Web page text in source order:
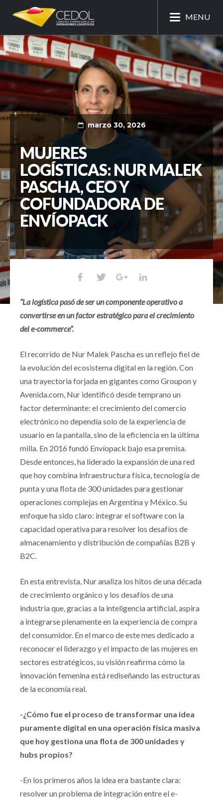
MENU
marzo 30, 2026
MUJERES
LOGÍSTICAS: NUR MALEK
PASCHA, CEO Y
COFUNDADORA DE
ENVÍOPACK
“La logística pasó de ser un componente operativo a
convertirse en un factor estratégico para el crecimiento
del e-commerce”.
El recorrido de Nur Malek Pascha es un reflejo fiel de
la evolución del ecosistema digital en la región. Con
una trayectoria forjada en gigantes como Groupon y
Avenida.com, Nur identificó desde temprano un
factor determinante: el crecimiento del comercio
electrónico no dependía solo de la experiencia de
usuario en la pantalla, sino de la eficiencia en la última
milla. En 2016 fundó Envíopack bajo esa premisa.
Desde entonces, ha liderado la expansión de una red
que hoy combina infraestructura física, tecnología de
punta y una flota de 300 unidades para gestionar
operaciones complejas en Argentina y México. Su
enfoque ha sido claro: integrar el software con la
capacidad operativa para resolver los desafíos de
almacenamiento y distribución de compañías B2B y
B2C.
En esta entrevista, Nur analiza los hitos de una década
de crecimiento orgánico y los desafíos de una
industria que, gracias a la inteligencia artificial, aspira
a integrarse plenamente en la experiencia de compra
del consumidor. En el marco de este mes dedicado a
reconocer el liderazgo y el impacto de las mujeres en
sectores estratégicos, su visión reafirma cómo la
innovación femenina está rediseñando las estructuras
de la economía real.
-¿Cómo fue el proceso de transformar una idea
puramente digital en una operación física masiva
que hoy gestiona una flota de 300 unidades y
hubs propios?
-En los primeros años la idea era bastante clara:
resolver un problema de integración entre el e-